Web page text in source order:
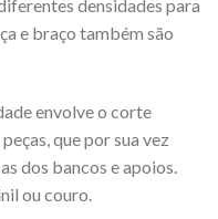
densidades para
e braço também são
envolve o corte
que por sua vez
dos bancos e apoios.
ou couro.